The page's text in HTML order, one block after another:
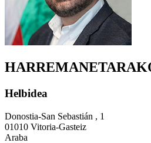
Helbidea
Donostia-San Sebastián , 1
01010 Vitoria-Gasteiz
Araba